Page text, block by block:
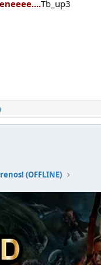
Tb_up3
(OFFLINE)